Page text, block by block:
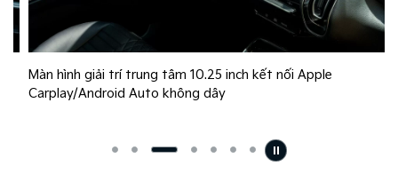
Màn hình giải trí trung tâm 10.25 inch kết nối Apple
Carplay/Android Auto không dây